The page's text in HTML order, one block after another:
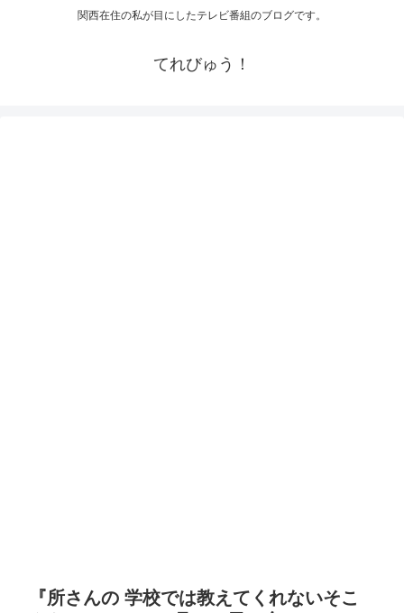
関西在住の私が目にしたテレビ番組のブログです。
てれびゅう！
『所さんの 学校では教えてくれないそこ